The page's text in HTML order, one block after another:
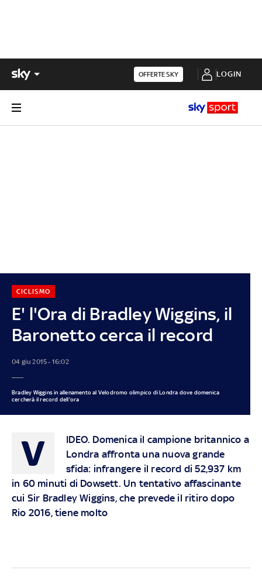
OFFERTE SKY LOGIN
E' l'Ora di Bradley Wiggins, il
Baronetto cerca il record
CICLISMO
04 giu 2015 - 16:02
Bradley Wiggins in allenamento al Velodromo olimpico di Londra dove domenica
cercherà il record dell'ora
V IDEO. Domenica il campione britannico a
Londra affronta una nuova grande
sfida: infrangere il record di 52,937 km
in 60 minuti di Dowsett. Un tentativo affascinante
cui Sir Bradley Wiggins, che prevede il ritiro dopo
Rio 2016, tiene molto